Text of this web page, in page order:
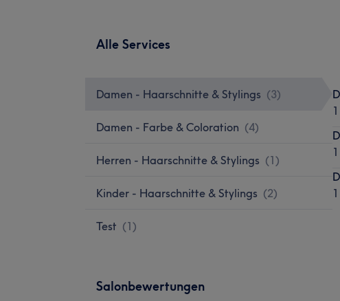
Alle Services
Damen - Haarschnitte & Stylings (3)
Damen - Farbe & Coloration (4)
Herren - Haarschnitte & Stylings (1)
Kinder - Haarschnitte & Stylings (2)
Test (1)
Salonbewertungen